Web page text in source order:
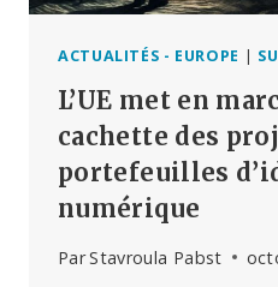
ACTUALITÉS - EUROPE |
L’UE met en
cachette des
portefeuilles
numérique
ParStavroula Pabst